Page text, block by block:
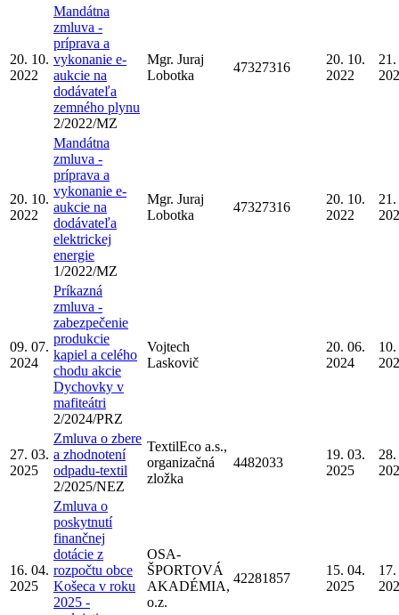
20. 10.
2022
Mandátna
zmluva -
príprava a
vykonanie e-
aukcie na
dodávateľa
zemného plynu
2/2022/MZ
Mgr. Juraj
Lobotka
47327316
20. 10.
2022
20. 10.
2022
Mandátna
zmluva -
príprava a
vykonanie e-
aukcie na
dodávateľa
elektrickej
energie
1/2022/MZ
Mgr. Juraj
Lobotka
47327316
20. 10.
2022
09. 07.
2024
Príkazná
zmluva -
zabezpečenie
produkcie
kapiel a celého
chodu akcie
Dychovky v
mafiteátri
2/2024/PRZ
Vojtech
Laskovič
20. 06.
2024
27. 03.
2025
Zmluva o zbere
a zhodnotení
odpadu-textil
2/2025/NEZ
TextilEco a.s.,
organizačná
zložka
4482033
19. 03.
2025
16. 04.
2025
Zmluva o
poskytnutí
finančnej
dotácie z
rozpočtu obce
Košeca v roku
2025 -
OSA-
ŠPORTOVÁ
AKADÉMIA,
o.z.
42281857
15. 04.
2025